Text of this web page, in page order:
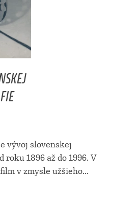
vývoj slovenskej
roku 1896 až do 1996. V
v zmysle užšieho...